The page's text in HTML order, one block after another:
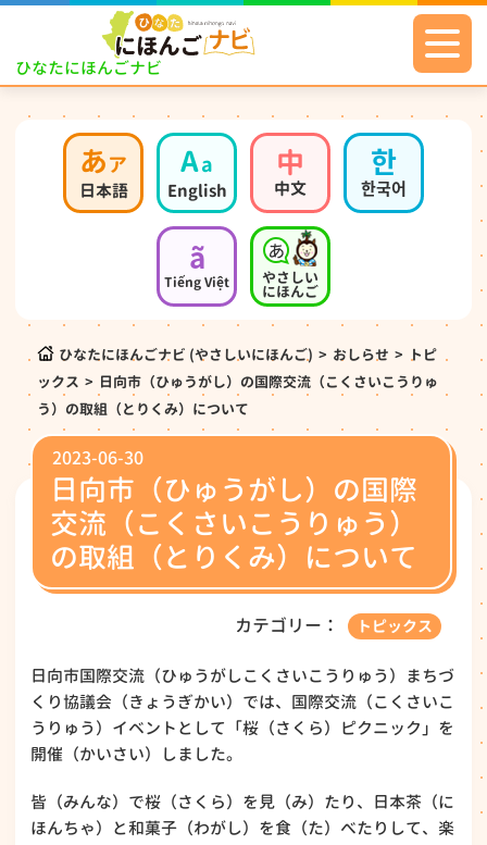
ひなたにほんごナビ
あア
日本語
Aa
English
中
中文
한
한국어
ã
Tiếng Việt やさしい
にほんご
ひなたにほんごナビ (やさしいにほんご) > おしらせ > トピ
ックス > 日向市（ひゅうがし）の国際交流（こくさいこうりゅ
う）の取組（とりくみ）について
2023-06-30
日向市（ひゅうがし）の国際
交流（こくさいこうりゅう）
の取組（とりくみ）について
カテゴリー： トピックス
日向市国際交流（ひゅうがしこくさいこうりゅう）まちづ
くり協議会（きょうぎかい）では、国際交流（こくさいこ
うりゅう）イベントとして「桜（さくら）ピクニック」を
開催（かいさい）しました。
皆（みんな）で桜（さくら）を見（み）たり、日本茶（に
ほんちゃ）と和菓子（わがし）を食（た）べたりして、楽